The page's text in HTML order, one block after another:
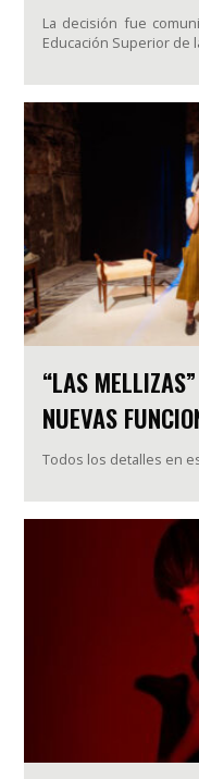
La decisión fue
Educación Superior de
“LAS
NUEVAS
Todos los detalles en